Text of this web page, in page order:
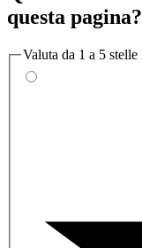
questa pagina?
Valuta da 1 a 5 stelle